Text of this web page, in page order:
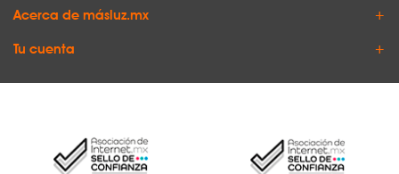
Acerca de másluz.mx
Tu cuenta